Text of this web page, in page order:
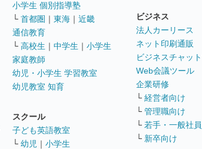
小学生 個別指導塾
└ 首都圏 ｜ 東海 ｜ 近畿
通信教育
└ 高校生 ｜ 中学生 ｜ 小学生
家庭教師
幼児・小学生 学習教室
幼児教室 知育
スクール
子ども英語教室
└ 幼児 ｜ 小学生
ビジネス
法人カーリース
ネット印刷通販
ビジネスチャッ
Web会議ツール
企業研修
└ 経営者向け
└ 管理職向け
└ 若手・一般社
└ 新卒向け